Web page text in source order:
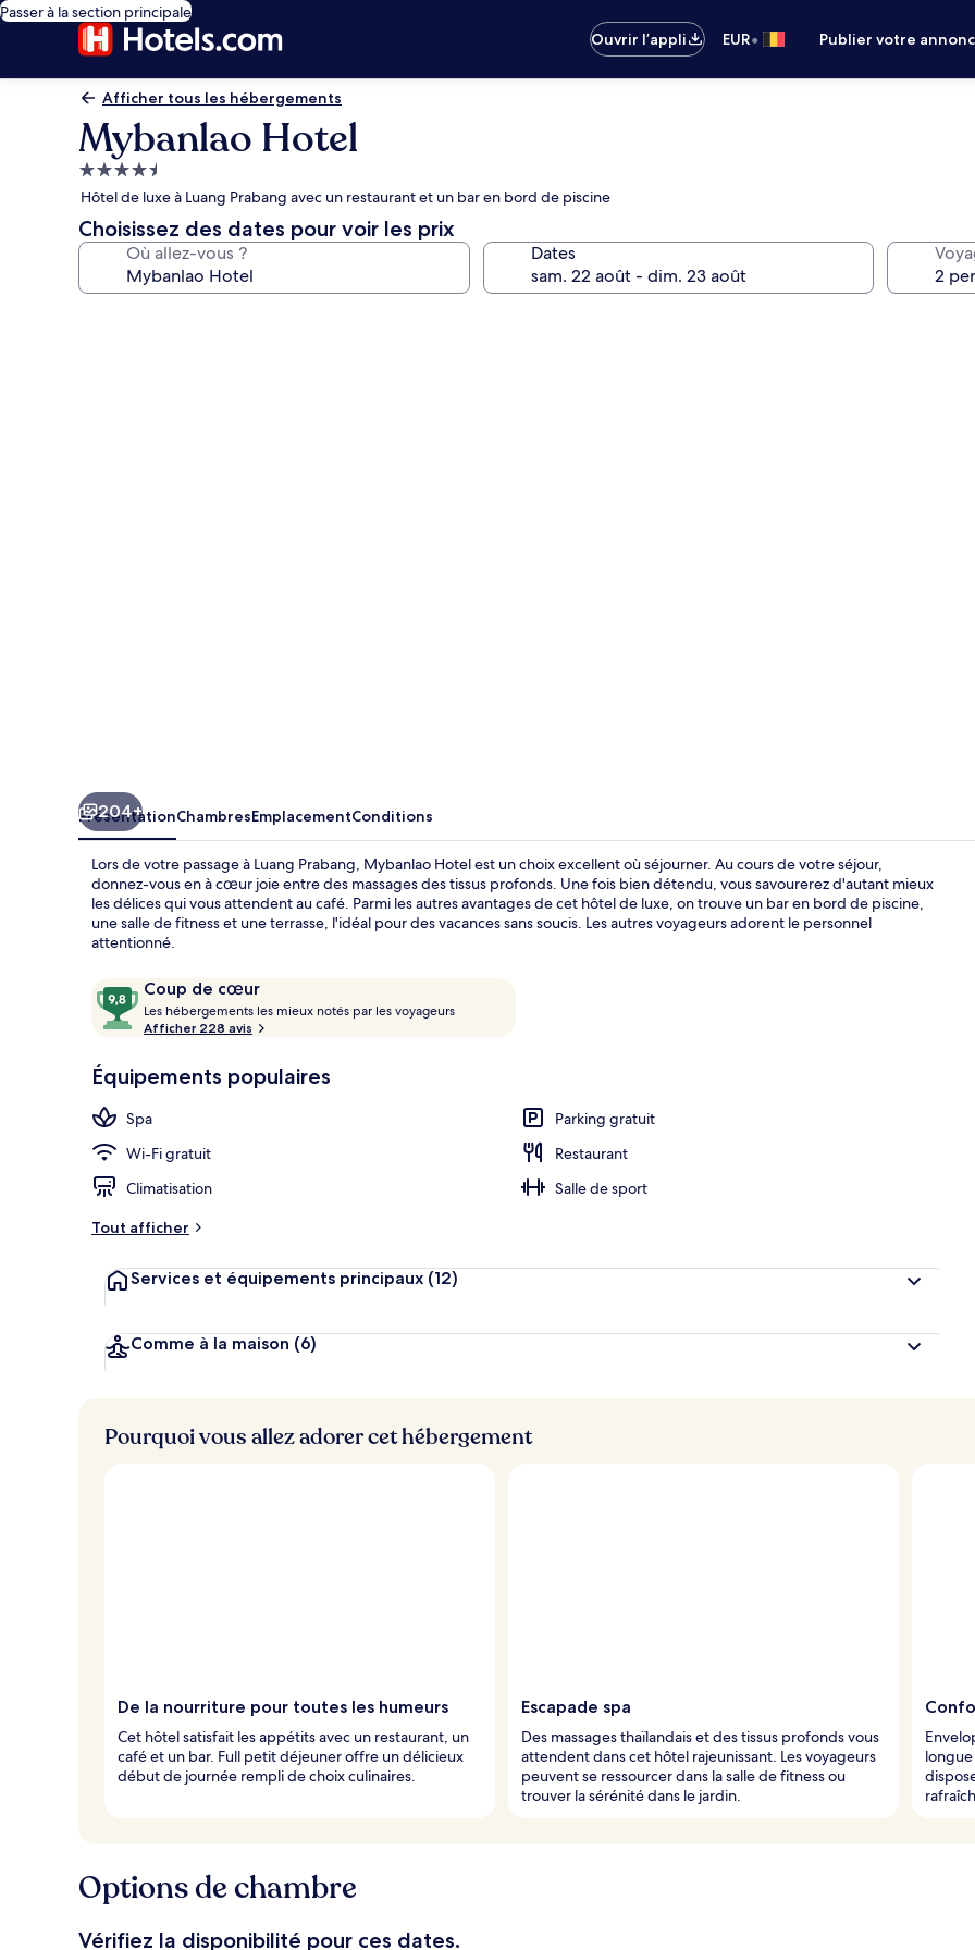
Passer à la section principale
Ouvrir l’appli
EUR• Publier votre
Afficher tous les hébergements
Mybanlao Hotel
Hébergement
4.5 étoiles
Hôtel de luxe à Luang Prabang avec un restaurant et un bar en bord de piscine
Choisissez des dates pour voir les prix
Où allez-vous ? Dates
204+
PrésentationChambresEmplacementConditions
Lors de votre passage à Luang Prabang, Mybanlao Hotel est un choix excellent où séjourner. Au cours de votre séjour,
donnez-vous en à cœur joie entre des massages des tissus profonds. Une fois bien détendu, vous savourerez d'autant mieux
les délices qui vous attendent au café. Parmi les autres avantages de cet hôtel de luxe, on trouve un bar en bord de piscine,
une salle de fitness et une terrasse, l'idéal pour des vacances sans soucis. Les autres voyageurs adorent le personnel
attentionné.
Avis
voyageurs
Coup de cœur
9,8
sur
10,
de
Les hébergements les mieux notés par les voyageurs
n
i
l
e
Afficher 228 avis
Équipements populaires
Spa
Parking gratuit
Wi-Fi gratuit
Restaurant
Climatisation
Salle de sport
Tout afficher
Services et équipements principaux (12)
Comme à la maison (6)
Pourquoi vous allez adorer cet hébergement
De la nourriture pour toutes les humeurs
Cet hôtel satisfait les appétits avec un restaurant, un
café et un bar. Full petit déjeuner offre un délicieux
début de journée rempli de choix culinaires.
Escapade spa
Des massages thaïlandais et des tissus profonds vous
attendent dans cet hôtel rajeunissant. Les voyageurs
peuvent se ressourcer dans la salle de fitness ou
trouver la sérénité dans le jardin.
Options de chambre
Vérifiez la disponibilité pour ces dates.